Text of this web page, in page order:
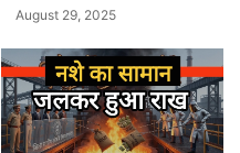
August 29, 2025